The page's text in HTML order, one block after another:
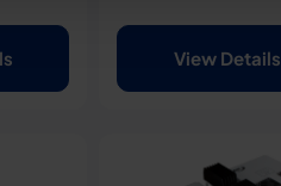
View Details